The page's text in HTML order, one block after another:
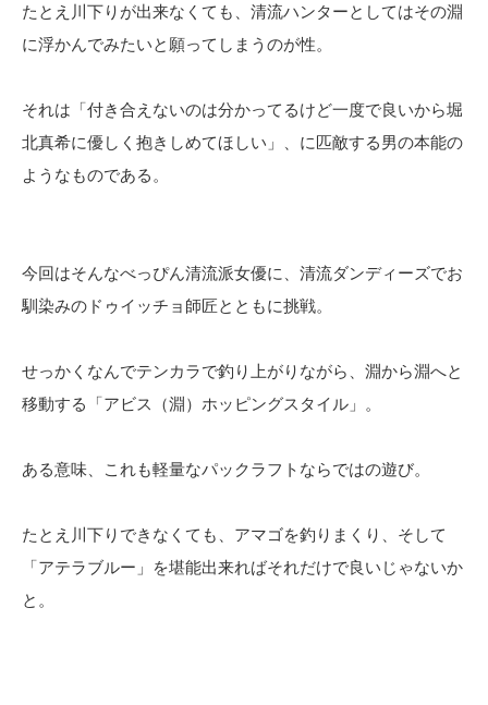
たとえ川下りが出来なくても、清流ハンターとしてはその淵
に浮かんでみたいと願ってしまうのが性。
それは「付き合えないのは分かってるけど一度で良いから堀
北真希に優しく抱きしめてほしい」、に匹敵する男の本能の
ようなものである。
今回はそんなべっぴん清流派女優に、清流ダンディーズでお
馴染みのドゥイッチョ師匠とともに挑戦。
せっかくなんでテンカラで釣り上がりながら、淵から淵へと
移動する「アビス（淵）ホッピングスタイル」。
ある意味、これも軽量なパックラフトならではの遊び。
たとえ川下りできなくても、アマゴを釣りまくり、そして
「アテラブルー」を堪能出来ればそれだけで良いじゃないか
と。